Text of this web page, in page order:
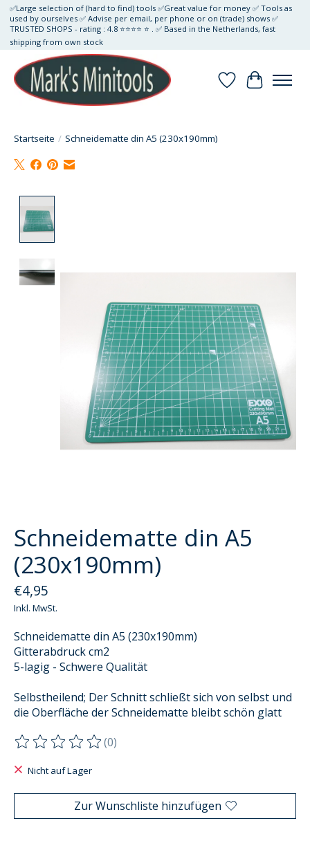
✅Large selection of (hard to find) tools ✅Great value for money ✅ Tools as
used by ourselves ✅ Advise per email, per phone or on (trade) shows ✅
TRUSTED SHOPS - rating : 4.8 ⭐⭐⭐⭐ ⭐ . ✅ Based in the Netherlands, fast
shipping from own stock
Wunschzettel
Ihr
Startseite / Schneidematte din A5 (230x190mm)
Schneidematte din A5
(230x190mm)
€4,95
Inkl. MwSt.
Schneidematte din A5 (230x190mm)
Gitterabdruck cm2
5-lagig - Schwere Qualität
Selbstheilend; Der Schnitt schließt sich von selbst und
die Oberfläche der Schneidematte bleibt schön glatt
Die Bewertung dieses Produkts ist
(0)
Nicht auf Lager
Zur Wunschliste hinzufügen